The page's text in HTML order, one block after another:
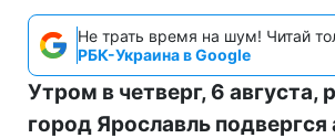
Не трать время на шум! Читай
РБК-Украина в Google
Утром в четверг, 6 августа,
город Ярославль подвергся